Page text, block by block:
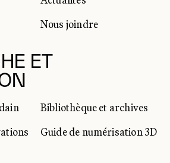
Nous joindre
ET
Bibliothèque et archives
Guide de numérisation 3D